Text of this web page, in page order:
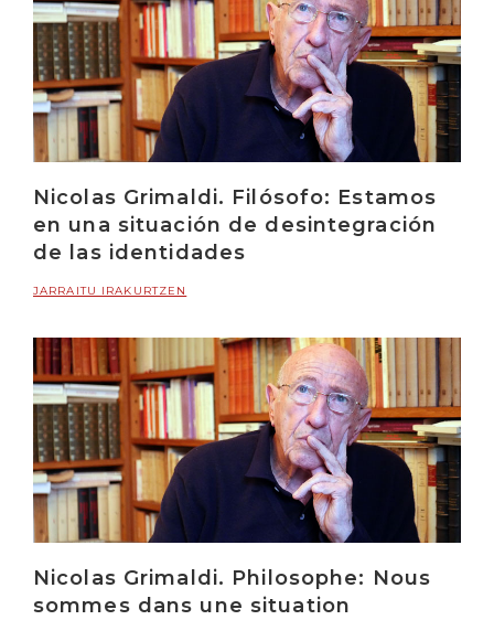
Nicolas Grimaldi. Filósofo: Estamos
en una situación de desintegración
de las identidades
JARRAITU IRAKURTZEN
Nicolas Grimaldi. Philosophe: Nous
sommes dans une situation